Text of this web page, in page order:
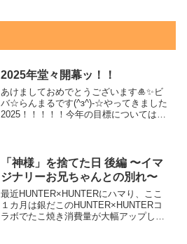
2025年堂々開幕ッ！！
あけましておめでとうございます🎍✨ビ
バ☆らんまるです(^з^)-☆やってきました
2025！！！！！今年の目標については前
か...
「神様」を捨てた日 後編 〜イマ
ジナリーお兄ちゃんとの別れ〜
最近HUNTER×HUNTERにハマり、ここ
１カ月は銀だこのHUNTER×HUNTERコ
ラボでたこ焼き消費量が大幅アップして